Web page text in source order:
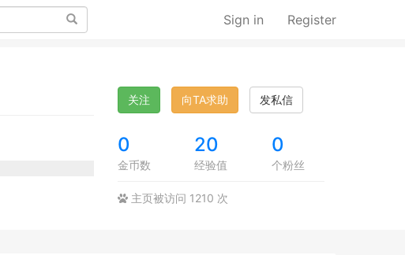
Search Sign in Register
关注 向TA求助 发私信
0
金币数
20
经验值
0
个粉丝
主页被访问 1210 次